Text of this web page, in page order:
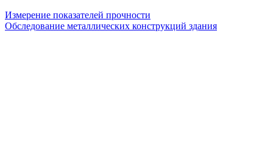
Измерение показателей прочности
Обследование металлических конструкций здания